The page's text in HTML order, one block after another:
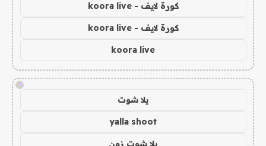
كورة لايف - koora live
كورة لايف - koora live
koora live
!
يلا شوت
yalla shoot
يلا شوت زون